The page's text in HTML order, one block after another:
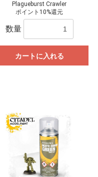
Plagueburst Crawler
ポイント10%還元
数量
カートに入れる